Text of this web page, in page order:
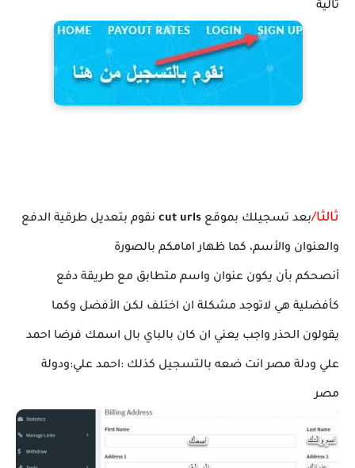
تالية
ثالثا/بعد تسجيلك بموقع cut urls نقوم بتعديل طرقية الدفع
والعنوان والأسم، كما ظهار امامكم بالصورة
أنصحكم بأن يكون عنوان واسم متطابق مع طريقة دفع
كأفضلية هي لاتوجد مشكلة ان اختلف لكن الأفضل وكما
يقولون الحذر واجب يعني ان كان بالباي بال اسمك فرضا احمد
علي ودلة مصر انت ضعه بالتسجيل كذلك :احمد علي:ودولة
مصر